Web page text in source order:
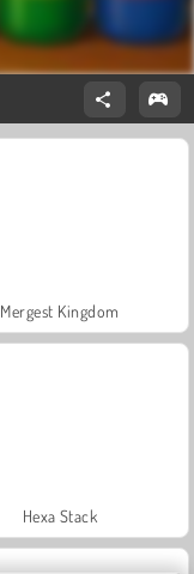
Mergest Kingdom
Hexa Stack